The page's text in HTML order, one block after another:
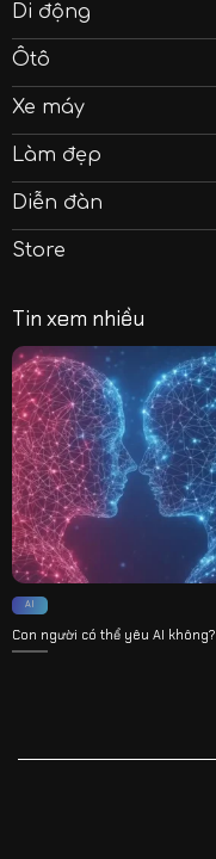
Di động
Ôtô
Xe máy
Làm đẹp
Diễn đàn
Store
Tin xem nhiều
AI
Con người có thể yêu AI không?